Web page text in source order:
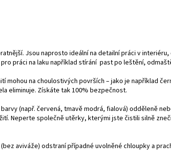
Jsou naprosto ideální na detailní práci v
práci na laku například stírání past po leštění,
mohou na choulostivých površích – jako je například
eliminuje. Získáte tak 100% bezpečnost.
(např. červená, tmavě modrá, fialová) odděleně
Neperte společně utěrky, kterými jste čistili silně
aviváže) odstraní případné uvolněné chloupky a